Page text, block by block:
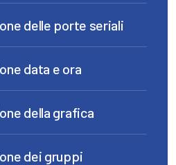
delle porte seriali
data e ora
della grafica
dei gruppi